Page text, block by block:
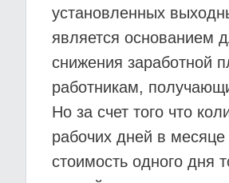
установленных
является основанием
снижения заработной
работникам,
Но за счет того что
рабочих дней в месяце
стоимость одного дня